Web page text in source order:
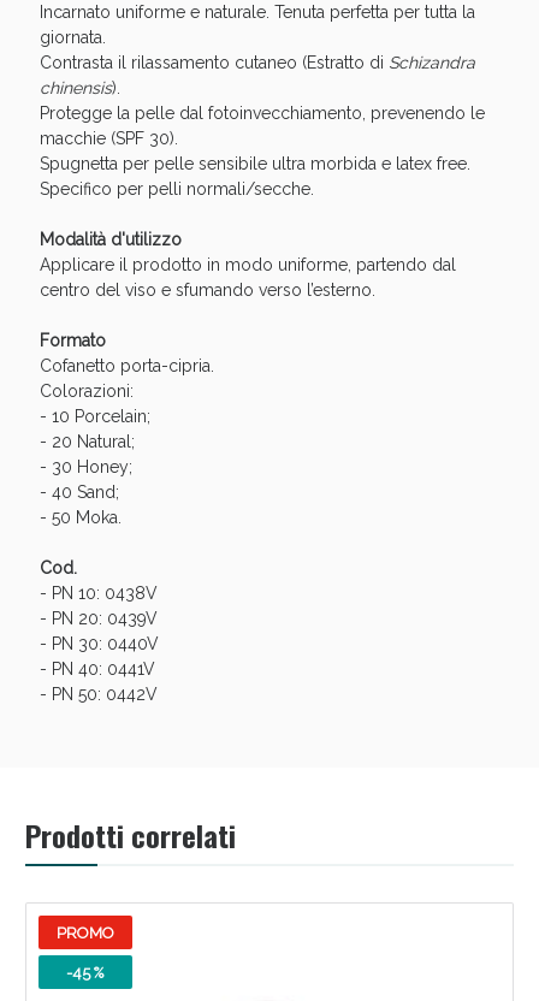
Incarnato uniforme e naturale. Tenuta perfetta per tutta la
giornata.
Contrasta il rilassamento cutaneo (Estratto di Schizandra
chinensis).
Protegge la pelle dal fotoinvecchiamento, prevenendo le
macchie (SPF 30).
Spugnetta per pelle sensibile ultra morbida e latex free.
Specifico per pelli normali/secche.
Modalità d'utilizzo
Applicare il prodotto in modo uniforme, partendo dal
centro del viso e sfumando verso l’esterno.
Formato
Cofanetto porta-cipria.
Colorazioni:
- 10 Porcelain;
- 20 Natural;
- 30 Honey;
- 40 Sand;
- 50 Moka.
Cod.
- PN 10: 0438V
- PN 20: 0439V
- PN 30: 0440V
- PN 40: 0441V
- PN 50: 0442V
Prodotti correlati
PROMO
-45 %
Vie Urinarie e Prostata: Sconti fino al 45% oggi!